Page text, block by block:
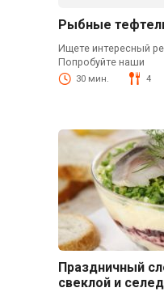
Рыбные
Ищете интересный
Попробуйте наши
30 мин. 4
Праздничный
свеклой и